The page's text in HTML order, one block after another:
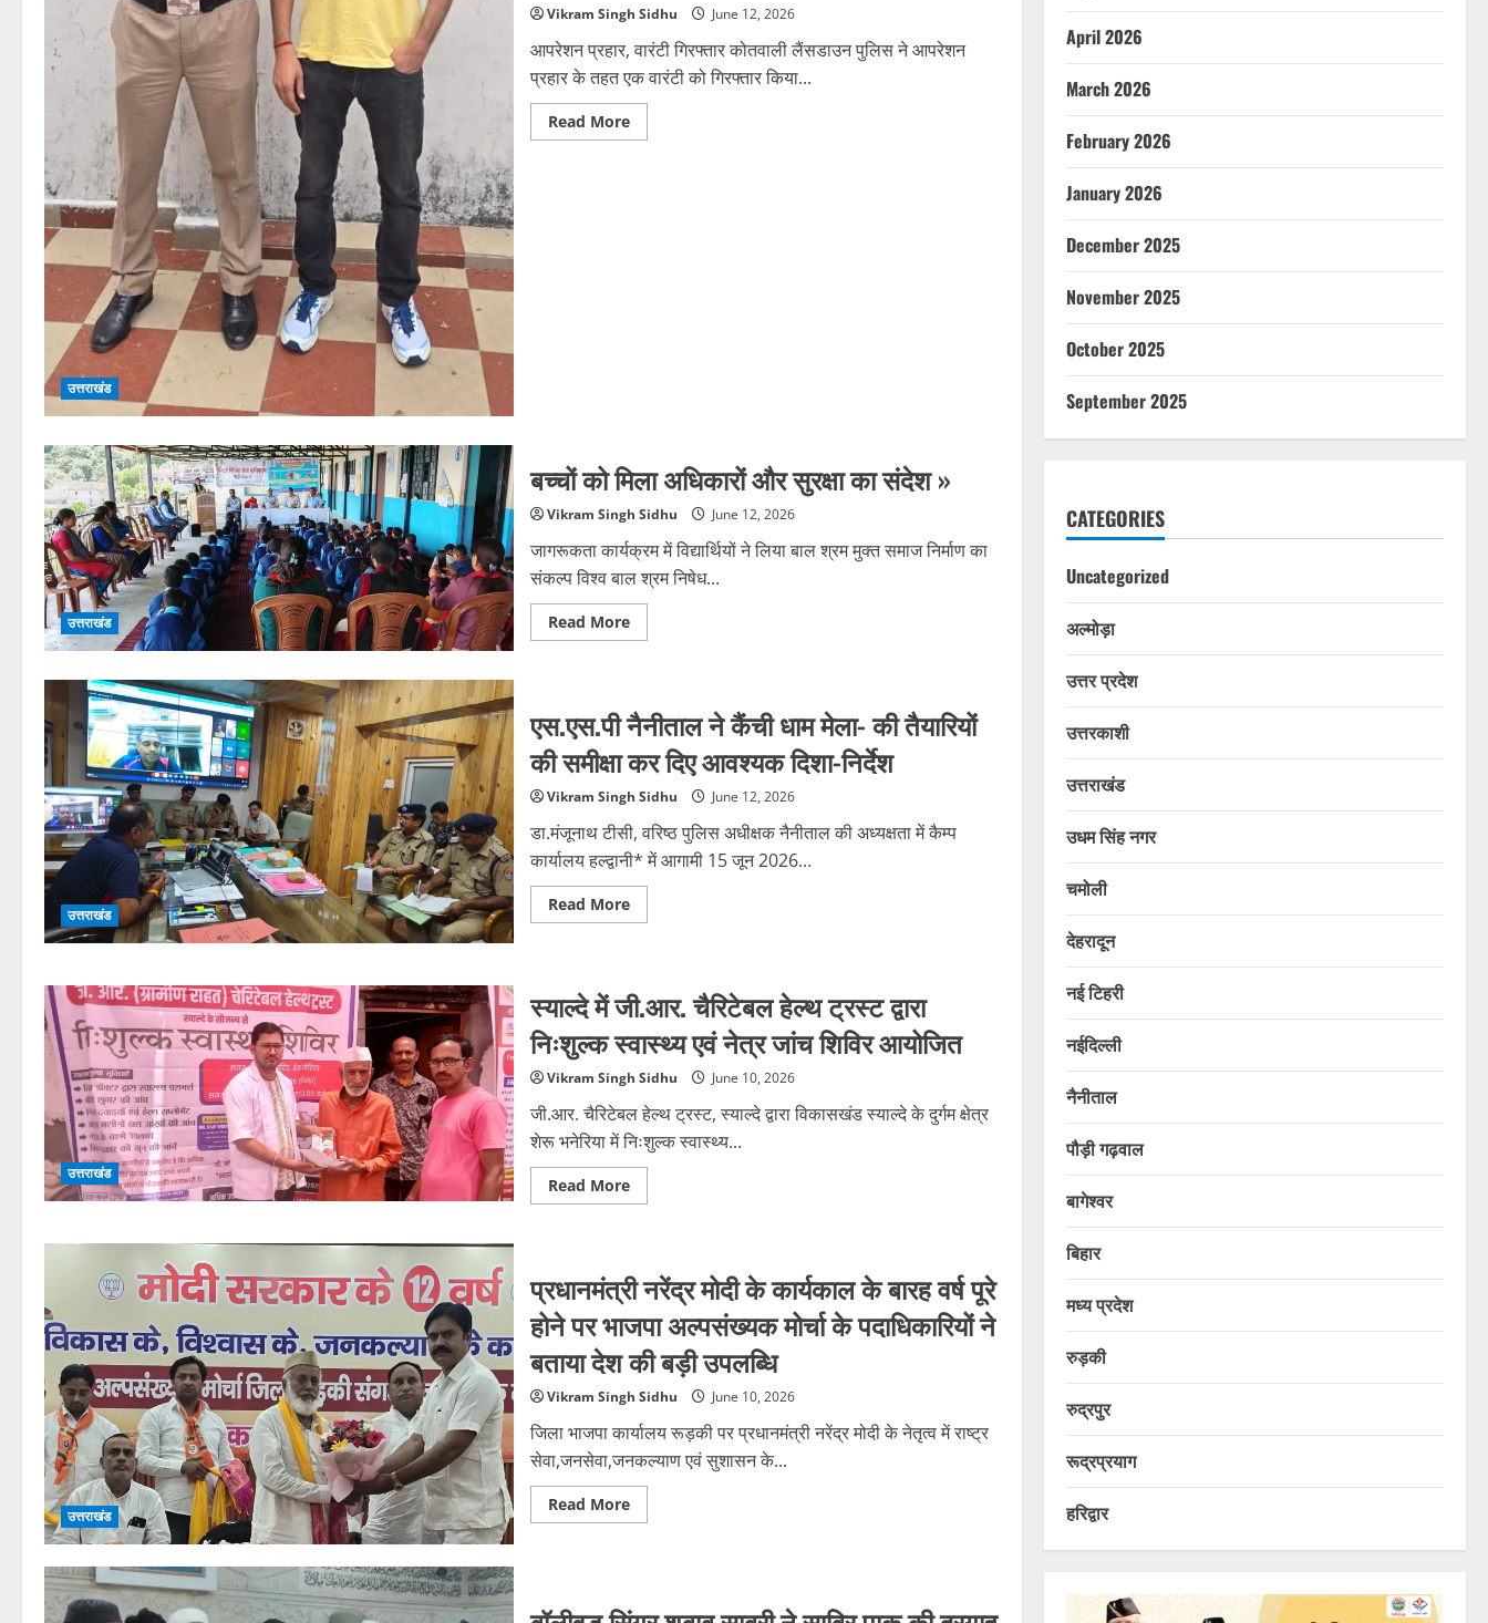
उत्तराखंड
Vikram Singh Sidhu June 12, 2026
आपरेशन प्रहार, वारंटी गिरफ्तार कोतवाली लैंसडाउन पुलिस ने आपरेशन
प्रहार के तहत एक वारंटी को गिरफ्तार किया...
Read MoreRead
more
उत्तराखंड
बच्चों को मिला अधिकारों और सुरक्षा का संदेश »
Vikram Singh Sidhu June 12, 2026
जागरूकता कार्यक्रम में विद्यार्थियों ने लिया बाल श्रम मुक्त समाज निर्माण का
संकल्प विश्व बाल श्रम निषेध...
Read MoreRead
more
अधिकारों
और
का
संदेश
»
उत्तराखंड
एस.एस.पी नैनीताल ने कैंची धाम मेला- की तैयारियों
की समीक्षा कर दिए आवश्यक दिशा-निर्देश
Vikram Singh Sidhu June 12, 2026
डा.मंजूनाथ टीसी, वरिष्ठ पुलिस अधीक्षक नैनीताल की अध्यक्षता में कैम्प
कार्यालय हल्द्वानी* में आगामी 15 जून 2026...
Read MoreRead
more
कैंची
धाम
की
तैयारियों
की
समीक्षा
कर
दिए
आवश्यक
दिशा-
निर्देश
उत्तराखंड
स्याल्दे में जी.आर. चैरिटेबल हेल्थ ट्रस्ट द्वारा
निःशुल्क स्वास्थ्य एवं नेत्र जांच शिविर आयोजित
Vikram Singh Sidhu June 10, 2026
जी.आर. चैरिटेबल हेल्थ ट्रस्ट, स्याल्दे द्वारा विकासखंड स्याल्दे के दुर्गम क्षेत्र
शेरू भनेरिया में निःशुल्क स्वास्थ्य...
Read MoreRead
more
चैरिटेबल
हेल्थ
द्वारा
निःशुल्क
स्वास्थ्य
एवं
जांच
आयोजित
उत्तराखंड
प्रधानमंत्री नरेंद्र मोदी के कार्यकाल के बारह वर्ष पूरे
होने पर भाजपा अल्पसंख्यक मोर्चा के पदाधिकारियों ने
बताया देश की बड़ी उपलब्धि
Vikram Singh Sidhu June 10, 2026
जिला भाजपा कार्यालय रूड़की पर प्रधानमंत्री नरेंद्र मोदी के नेतृत्व में राष्ट्र
सेवा,जनसेवा,जनकल्याण एवं सुशासन के...
Read MoreRead
more
कार्यकाल
April 2026
March 2026
February 2026
January 2026
December 2025
November 2025
October 2025
September 2025
CATEGORIES
Uncategorized
अल्मोड़ा
उत्तर प्रदेश
उत्तरकाशी
उत्तराखंड
उधम सिंह नगर
चमोली
देहरादून
नई टिहरी
नईदिल्ली
नैनीताल
पौड़ी गढ़वाल
बागेश्वर
बिहार
मध्य प्रदेश
रुड़की
रुद्रपुर
रूद्रप्रयाग
हरिद्वार